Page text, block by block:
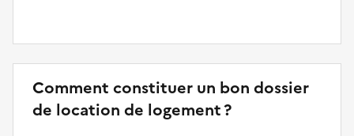
Comment constituer un bon dossier
de location de logement ?